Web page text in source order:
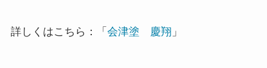
詳しくはこちら：「 会津塗 慶翔 」